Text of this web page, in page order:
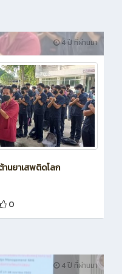
4 ปี ที่ผ่านมา
นยาเสพติดโลก
0
4 ปี ที่ผ่านมา